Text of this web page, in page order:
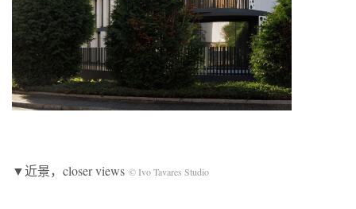
▼近景，closer views © Ivo Tavares Studio